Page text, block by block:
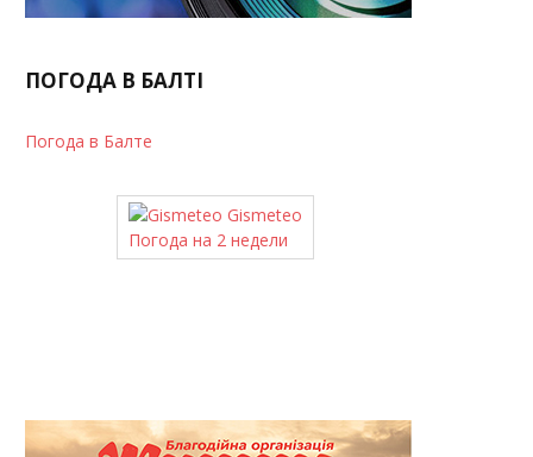
ПОГОДА В БАЛТІ
Погода в Балте
Gismeteo
Погода на 2 недели